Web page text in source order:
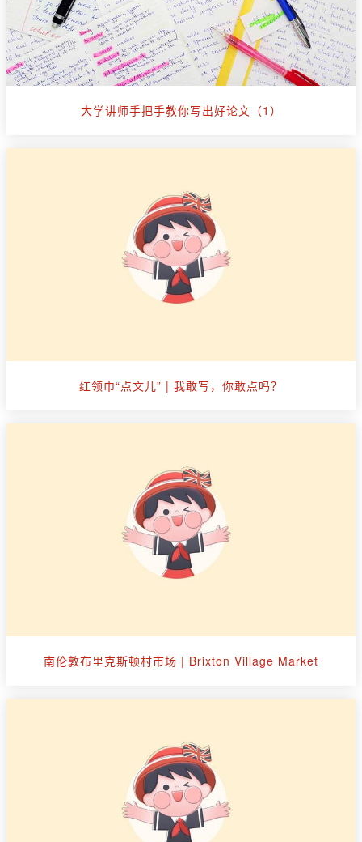
大学讲师手把手教你写出好论文（1）
红领巾“点文儿” | 我敢写，你敢点吗？
南伦敦布里克斯顿村市场 | Brixton Village Market